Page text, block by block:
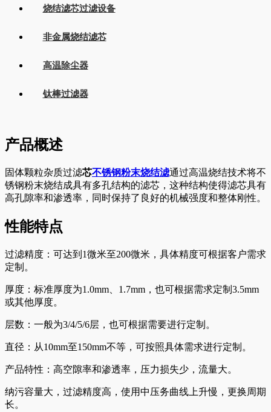
烧结滤芯过滤设备
非金属烧结滤芯
高温除尘器
钛棒过滤器
产品概述
固体颗粒杂质过滤芯不锈钢粉末烧结滤通过高温烧结技术将不
锈钢粉末烧结成具有多孔结构的滤芯，这种结构使得滤芯具有
高孔隙率和渗透率，同时保持了良好的机械强度和整体刚性。
性能特点
过滤精度：可达到1微米至200微米，具体精度可根据客户需求
定制。
厚度：标准厚度为1.0mm、1.7mm，也可根据需求定制3.5mm
或其他厚度。
层数：一般为3/4/5/6层，也可根据需要进行定制。
直径：从10mm至150mm不等，可按照具体需求进行定制。
产品特性：高空隙率和渗透率，压力损失少，流量大。
纳污容量大，过滤精度高，使用中压务曲线上升慢，更换周期
长。